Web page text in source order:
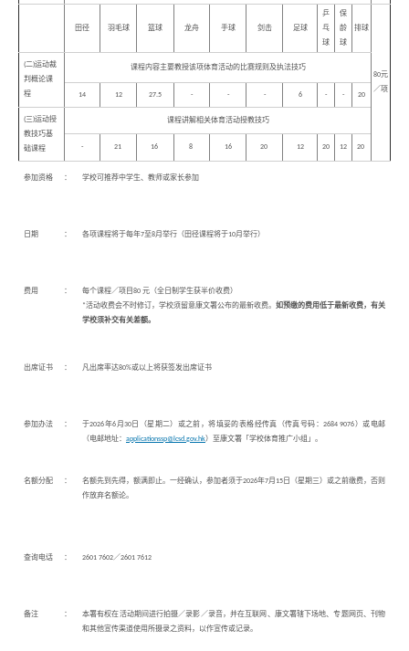
田径 羽毛球 篮球 龙舟 手球 剑击 足球
乒
乓
球
保
龄
球
排球
80元
／项
(二)运动裁
判概论课
程
课程内容主要教授该项体育活动的比赛规则及执法技巧
14 12 27.5 - - - 6 - - 20
(三)运动授
教技巧基
础课程
课程讲解相关体育活动授教技巧
- 21 16 8 16 20 12 20 12 20
参加资格 ： 学校可推荐中学生、教师或家长参加
日期 ： 各项课程将于每年7至8月举行（田径课程将于10月举行）
费用 ：
每个课程／项目80 元（全日制学生获半价收费）
*活动收费会不时修订，学校须留意康文署公布的最新收费。 如预缴的费用低于最新收费，有关
学校须补交有关差额。
出席证书 ： 凡出席率达80%或以上将获签发出席证书
参加办法 ：
于2026年6月30日（星期二）或之前，将填妥的表格经传真（传真号码：2684 9076）或电邮
（电邮地址： applicationssp@lcsd.gov.hk）至康文署「学校体育推广小组」。
名额分配 ：
名额先到先得，额满即止。一经确认，参加者须于2026年7月15日（星期三）或之前缴费，否则
作放弃名额论。
查询电话 ： 2601 7602／2601 7612
备注 ：
本署有权在活动期间进行拍摄／录影／录音，并在互联网、康文署辖下场地、专题网页、刊物
和其他宣传渠道使用所摄录之资料，以作宣传或记录。